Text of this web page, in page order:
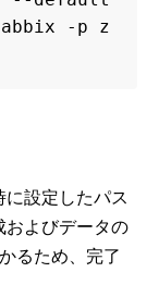
-p z
設定したパス
およびデータの
るため、完了